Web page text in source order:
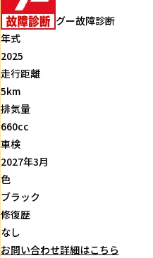
グー故障診断
年式
2025
走行距離
5km
排気量
660cc
車検
2027年3月
色
ブラック
修復歴
なし
お問い合わせ詳細はこちら